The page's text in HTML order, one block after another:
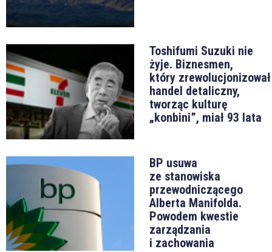
Toshifumi Suzuki nie
żyje. Biznesmen,
który zrewolucjonizował
handel detaliczny,
tworząc kulturę
„konbini”, miał 93 lata
BP usuwa
ze stanowiska
przewodniczącego
Alberta Manifolda.
Powodem kwestie
zarządzania
i zachowania